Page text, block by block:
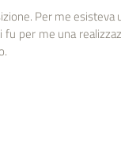
Per me
per me una